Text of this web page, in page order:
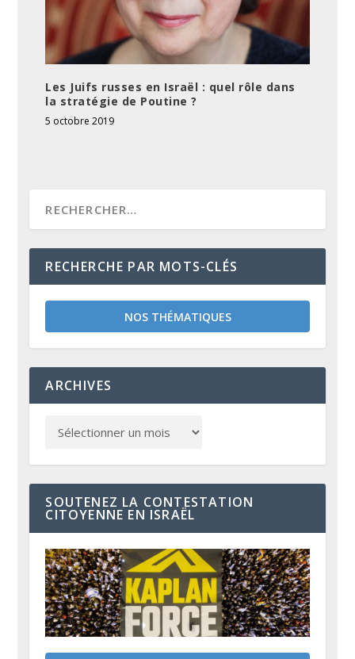
Les Juifs russes en Israël : quel rôle dans
la stratégie de Poutine ?
5 octobre 2019
RECHERCHE PAR MOTS-CLÉS
NOS THÉMATIQUES
ARCHIVES
SOUTENEZ LA CONTESTATION
CITOYENNE EN ISRAËL